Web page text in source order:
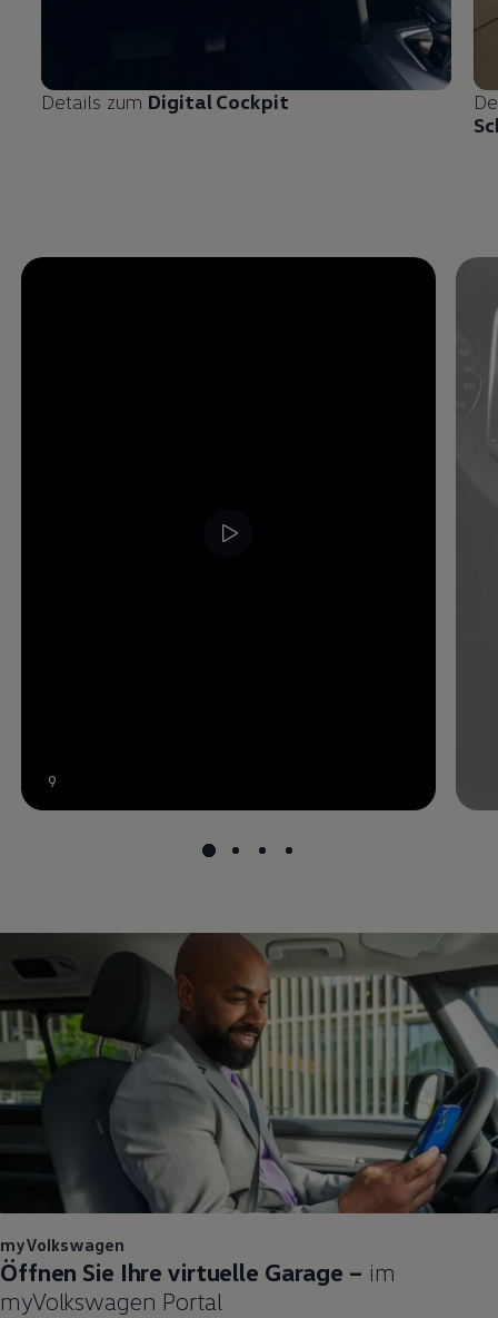
Details zum Digital Cockpit
9
myVolkswagen
Öffnen Sie Ihre virtuelle Garage – im
myVolkswagen Portal